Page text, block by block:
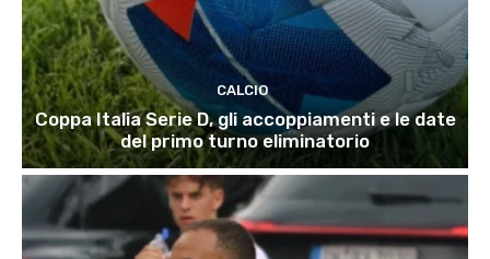
CALCIO
Coppa Italia Serie D, gli accoppiamenti e le date
del primo turno eliminatorio